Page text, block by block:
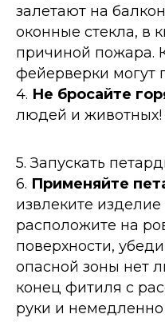
залетают на
оконные стекла, в
причиной пожара.
фейерверки могут
4. Не бросайте
людей и животных!
5. Запускать
6. Применяйте
извлеките изделие
расположите на
поверхности,
опасной зоны нет
конец фитиля с
руки и